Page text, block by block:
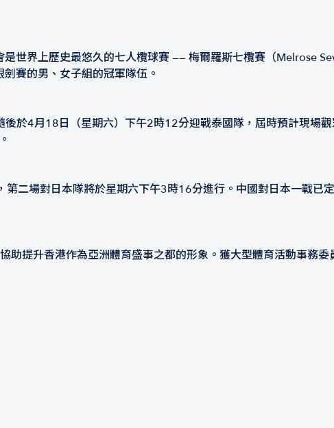
世界上歷史最悠久的七人欖球賽 —— 梅爾羅斯七欖賽（Melrose
賽的男、女子組的冠軍隊伍。
於4月18日（星期六）下午2時12分迎戰泰國隊，屆時預計現場
二場對日本隊將於星期六下午3時16分進行。中國對日本一戰已
助提升香港作為亞洲體育盛事之都的形象。獲大型體育活動事務